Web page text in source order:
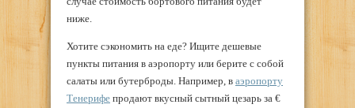
ниже.
Хотите сэкономить на еде? Ищите дешевые
пункты питания в аэропорту или берите с собой
салаты или бутерброды. Например, в аэропорту
Тенерифе продают вкусный сытный цезарь за €​